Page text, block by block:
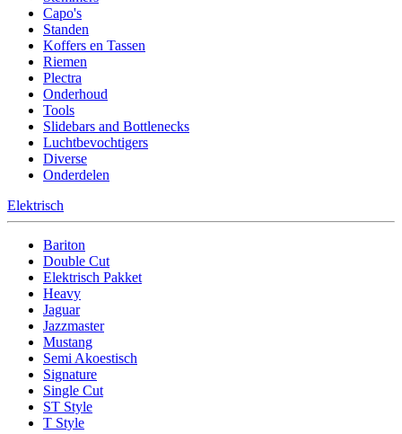
Capo's
Standen
Koffers en Tassen
Riemen
Plectra
Onderhoud
Tools
Slidebars and Bottlenecks
Luchtbevochtigers
Diverse
Onderdelen
Elektrisch
Bariton
Double Cut
Elektrisch Pakket
Heavy
Jaguar
Jazzmaster
Mustang
Semi Akoestisch
Signature
Single Cut
ST Style
T Style